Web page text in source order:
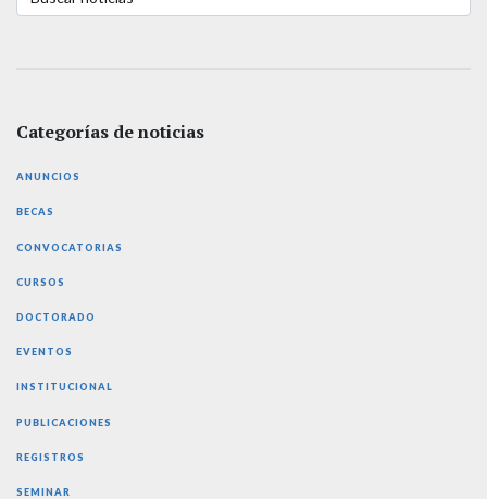
Categorías de noticias
ANUNCIOS
BECAS
CONVOCATORIAS
CURSOS
DOCTORADO
EVENTOS
INSTITUCIONAL
PUBLICACIONES
REGISTROS
SEMINAR